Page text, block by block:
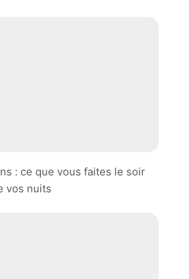
: ce que vous faites le soir
vos nuits